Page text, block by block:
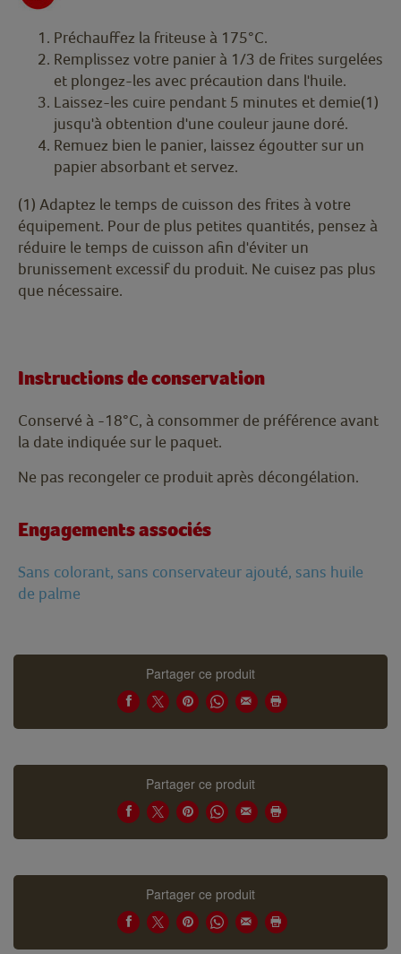
Préchauffez la friteuse à 175°C.
Remplissez votre panier à 1/3 de frites surgelées
et plongez-les avec précaution dans l'huile.
Laissez-les cuire pendant 5 minutes et demie(1)
jusqu'à obtention d'une couleur jaune doré.
Remuez bien le panier, laissez égoutter sur un
papier absorbant et servez.
(1) Adaptez le temps de cuisson des frites à votre
équipement. Pour de plus petites quantités, pensez à
réduire le temps de cuisson afin d'éviter un
brunissement excessif du produit. Ne cuisez pas plus
que nécessaire.
Instructions de conservation
Conservé à -18°C, à consommer de préférence avant
la date indiquée sur le paquet.
Ne pas recongeler ce produit après décongélation.
Engagements associés
Sans colorant, sans conservateur ajouté, sans huile
de palme
Partager ce produit
Partager ce produit
Partager ce produit